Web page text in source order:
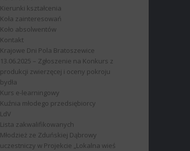
Kierunki kształcenia
Koła zainteresowań
Koło absolwentów
Kontakt
Krajowe Dni Pola Bratoszewice
13.06.2025 – Zgłoszenie na Konkurs z
produkcji zwierzęcej i oceny pokroju
bydła
Kurs e-learningowy
Kuźnia młodego przedsiębiorcy
LdV
Lista zakwalifikowanych
Młodzież ze Zduńskiej Dąbrowy
uczestniczy w Projekcie „Lokalna wieś